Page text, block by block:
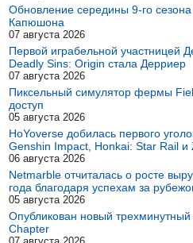
Обновление середины 9-го
Капюшона
07 августа 2026
Первой играбельной участницей
Deadly Sins: Origin стала Дерриер
07 августа 2026
Пиксельный симулятор фермы
доступ
05 августа 2026
HoYoverse добилась первого
Genshin Impact, Honkai: Star Rail
06 августа 2026
Netmarble отчиталась о росте
года благодаря успехам за
05 августа 2026
Опубликован новый
Chapter